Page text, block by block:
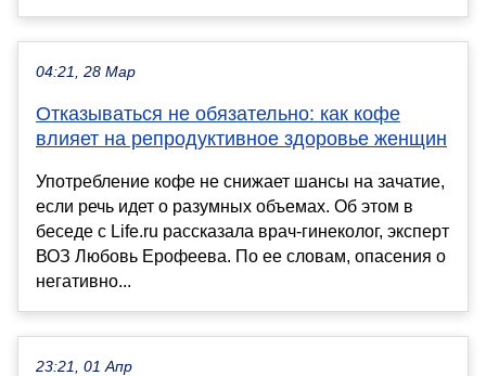
04:21, 28 Мар
Отказываться не обязательно: как кофе
влияет на репродуктивное здоровье женщин
Употребление кофе не снижает шансы на зачатие,
если речь идет о разумных объемах. Об этом в
беседе с Life.ru рассказала врач-гинеколог, эксперт
ВОЗ Любовь Ерофеева. По ее словам, опасения о
негативно...
23:21, 01 Апр